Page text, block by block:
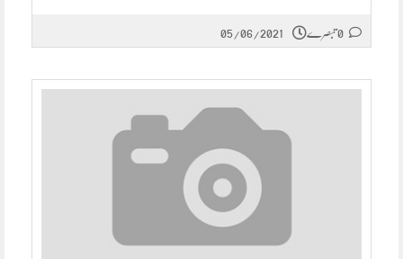
05/06/2021